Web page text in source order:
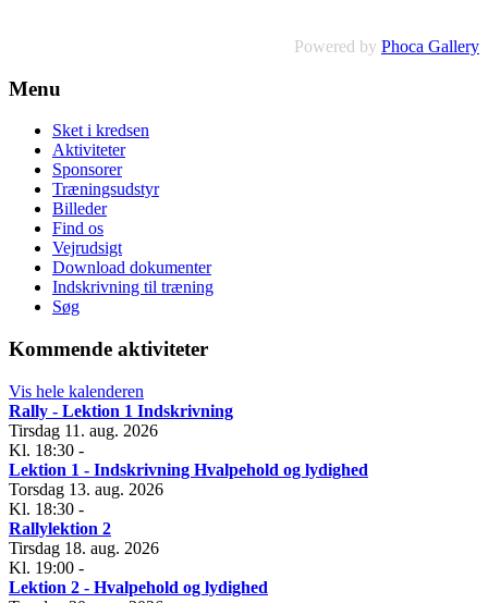
Powered by Phoca Gallery
Menu
Sket i kredsen
Aktiviteter
Sponsorer
Træningsudstyr
Billeder
Find os
Vejrudsigt
Download dokumenter
Indskrivning til træning
Søg
Kommende aktiviteter
Vis hele kalenderen
Rally - Lektion 1 Indskrivning
Tirsdag 11. aug. 2026
Kl. 18:30 -
Lektion 1 - Indskrivning Hvalpehold og lydighed
Torsdag 13. aug. 2026
Kl. 18:30 -
Rallylektion 2
Tirsdag 18. aug. 2026
Kl. 19:00 -
Lektion 2 - Hvalpehold og lydighed